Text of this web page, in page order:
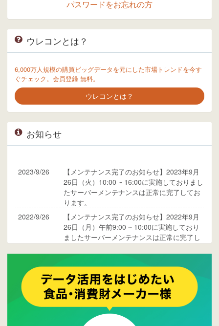
パスワードをお忘れの方
ウレコンとは？
6,000万人規模の購買ビッグデータを元にした市場トレンドを今す
ぐチェック。会員登録 無料。
ウレコンとは？
お知らせ
2023/9/26
【メンテナンス完了のお知らせ】2023年9月
26日（火）10:00 ~ 16:00に実施しておりまし
たサーバーメンテナンスは正常に完了してお
ります。
2022/9/26
【メンテナンス完了のお知らせ】2022年9月
26日（月）午前9:00 ~ 10:00に実施しており
ましたサーバーメンテナンスは正常に完了し
ご覧ください。
2015/10/19
ウレコンのサイト機能を大幅バージョンアッ
プ。詳細はこちら。⇒告知ページへ
2015/09/28
ウレコンが機能拡充し、サイトリニューアル
しました。⇒
ウレコンFacebook